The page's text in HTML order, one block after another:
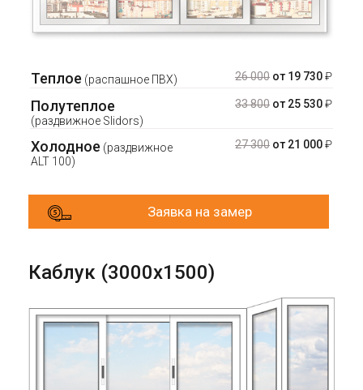
Теплое (распашное ПВХ) 26 000 от 19 730₽
Полутеплое
(раздвижное Slidors)
33 800 от 25 530₽
Холодное (раздвижное
ALT 100)
27 300 от 21 000₽
Заявка на замер
Каблук (3000х1500)